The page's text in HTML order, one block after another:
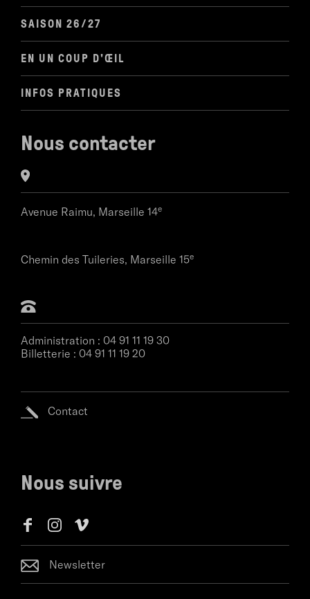
SAISON 26/27
EN UN COUP D'ŒIL
INFOS PRATIQUES
Nous contacter
Avenue Raimu, Marseille 14e
Chemin des Tuileries, Marseille 15e
Administration : 04 91 11 19 30
Billetterie : 04 91 11 19 20
Contact
Nous suivre
Newsletter